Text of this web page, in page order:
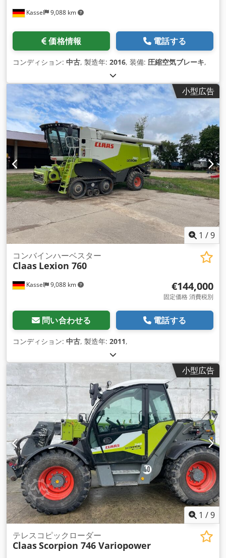
Kassel 9,088 km
価格情報 電話する
コンディション: 中古, 製造年: 2016, 装備: 圧縮空気ブレーキ,
小型広告
1 /9
Kassel 9,088 km
コンバインハーベスター
Claas Lexion 760
€144,000
固定価格 消費税別
問い合わせる 電話する
コンディション: 中古, 製造年: 2011,
小型広告
1 /9
テレスコピックローダー
ClaasScorpion 746 Variopower